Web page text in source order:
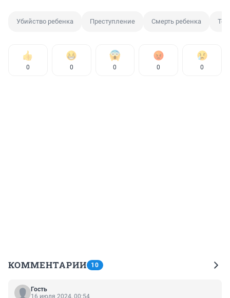
Убийство ребенка Преступление Смерть ребенка
0 0 0 0 0
КОММЕНТАРИИ 10
Гость